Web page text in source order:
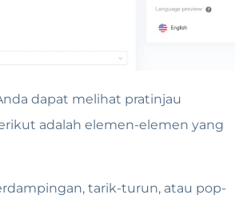
dapat melihat pratinjau
adalah elemen-elemen yang
tarik-turun, atau pop-